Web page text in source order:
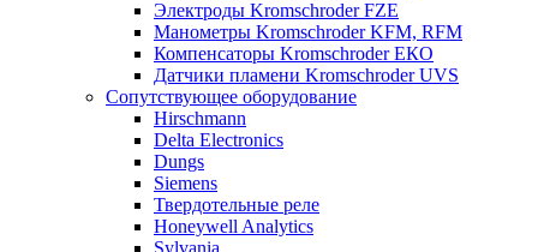
Электроды Kromschroder FZE
Манометры Kromschroder KFM, RFM
Компенсаторы Kromschroder ЕКО
Датчики пламени Kromschroder UVS
Сопутствующее оборудование
Hirschmann
Delta Electronics
Dungs
Siemens
Твердотельные реле
Honeywell Analytics
Sylvania